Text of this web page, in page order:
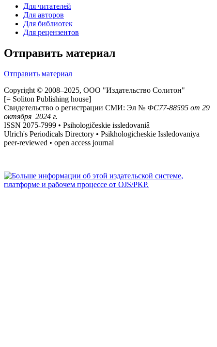
Для читателей
Для авторов
Для библиотек
Для рецензентов
Отправить материал
Отправить материал
Copyright © 2008–2025, ООО "Издательство Солитон"
[= Soliton Publishing house]
Свидетельство о регистрации СМИ: Эл № ФС77-88595 от 29
октября 2024 г.
ISSN 2075-7999 • Psihologičeskie issledovaniâ
Ulrich's Periodicals Directory • Psikhologicheskie Issledovaniya
peer-reviewed • open access journal